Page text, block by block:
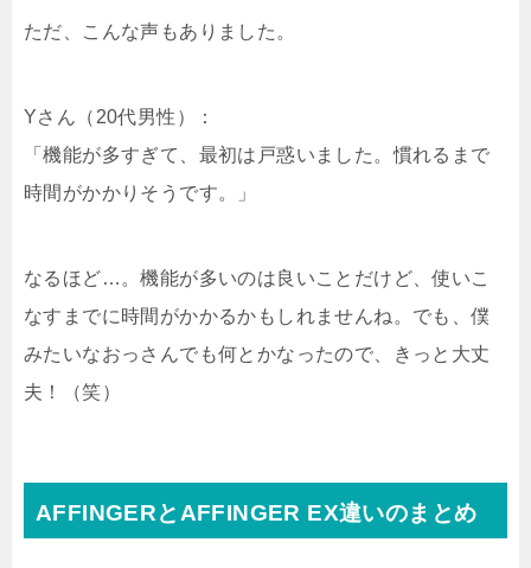
ただ、こんな声もありました。
Yさん（20代男性）：
「機能が多すぎて、最初は戸惑いました。慣れるまで
時間がかかりそうです。」
なるほど…。機能が多いのは良いことだけど、使いこ
なすまでに時間がかかるかもしれませんね。でも、僕
みたいなおっさんでも何とかなったので、きっと大丈
夫！（笑）
AFFINGERとAFFINGER EX違いのまとめ